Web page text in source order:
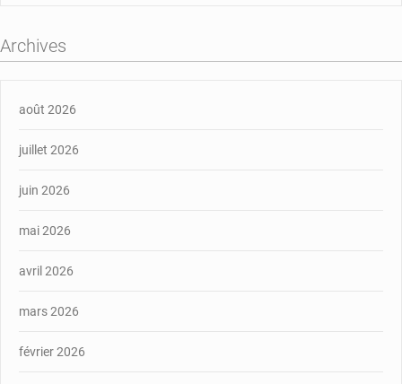
Archives
août 2026
juillet 2026
juin 2026
mai 2026
avril 2026
mars 2026
février 2026